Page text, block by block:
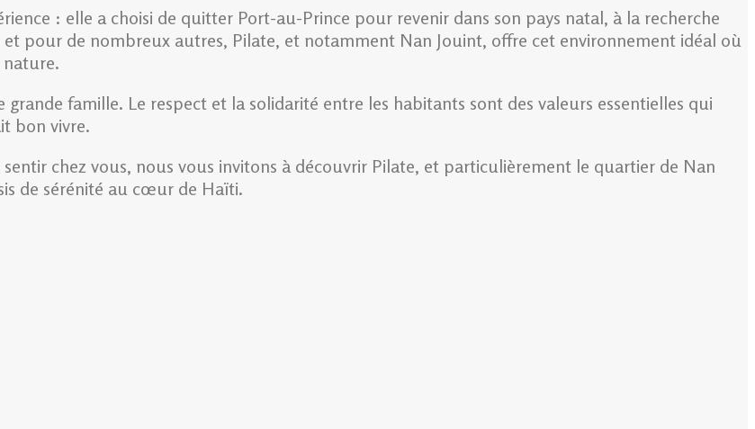
: elle a choisi de quitter Port-au-Prince pour revenir dans son pays natal, à la recherche
pour de nombreux autres, Pilate, et notamment Nan Jouint, offre cet environnement idéal où
nature.
famille. Le respect et la solidarité entre les habitants sont des valeurs essentielles qui
bon vivre.
chez vous, nous vous invitons à découvrir Pilate, et particulièrement le quartier de Nan
de sérénité au cœur de Haïti.